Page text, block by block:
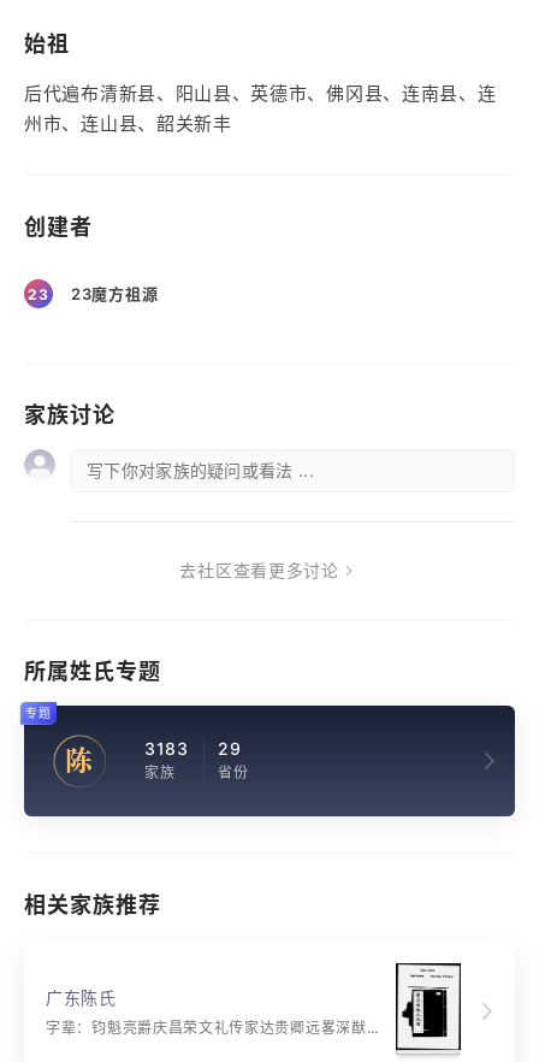
始祖
后代遍布清新县、阳山县、英德市、佛冈县、连南县、连
州市、连山县、韶关新丰
创建者
23 23魔方祖源
家族讨论
写下你对家族的疑问或看法 ...
去社区查看更多讨论
所属姓氏专题
陈 3183
家族
29
省份
专题
相关家族推荐
广东陈氏
字辈：钧魁亮爵庆昌荣文礼传家达贵卿远畧深猷光太汉常维华国福升平